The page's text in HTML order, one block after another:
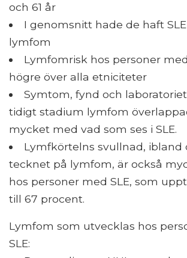
och 61 år
I genomsnitt hade de haft SLE
lymfom
Lymfomrisk hos personer
högre över alla etniciteter
Symtom, fynd och
tidigt stadium lymfom
mycket med vad som ses i SLE.
Lymfkörtelns svullnad, ibland
tecknet på lymfom, är också
hos personer med SLE, som
till 67 procent.
Lymfom som utvecklas hos
SLE: